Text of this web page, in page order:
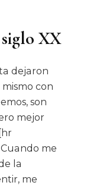
XX
dejaron
con
son
mejor
[hr
me
la
me